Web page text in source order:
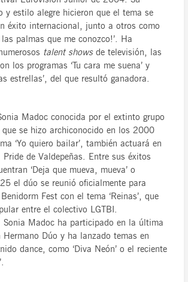
y estilo alegre hicieron que el tema se
éxito internacional, junto a otros como
las palmas que me conozco!’. Ha
talent showsde televisión, las
los programas ‘Tu cara me suena’ y
estrellas’, del que resultó ganadora.
Madoc conocida por el extinto grupo
que se hizo archiconocido en los 2000
‘Yo quiero bailar’, también actuará en
de Valdepeñas. Entre sus éxitos
‘Deja que mueva, mueva’ o
el dúo se reunió oficialmente para
Fest con el tema ‘Reinas’, que
entre el colectivo LGTBI.
Sonia Madoc ha participado en la última
Hermano Dúo y ha lanzado temas en
dance, como ‘Diva Neón’ o el reciente